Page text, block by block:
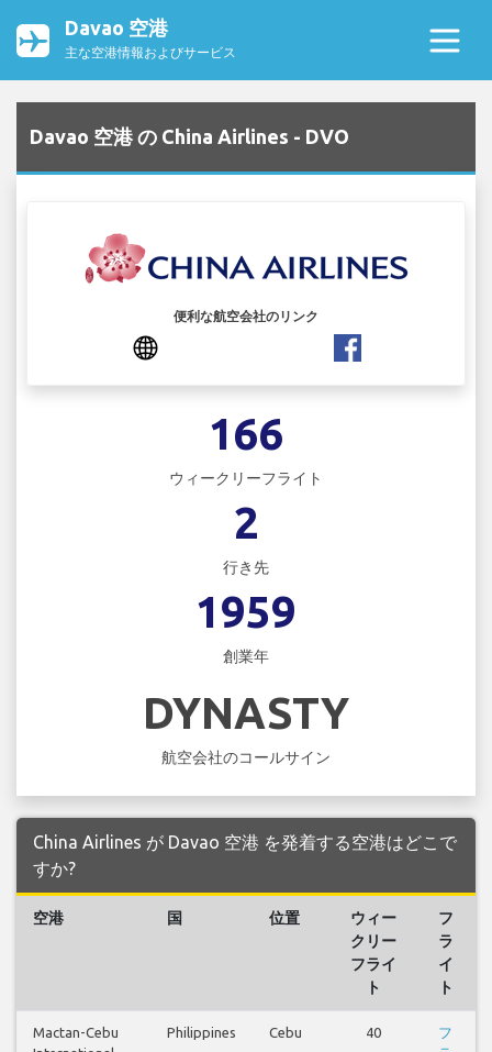
Davao 空港
主な空港情報およびサービス
Davao 空港 の China Airlines - DVO
便利な航空会社のリンク
166
ウィークリーフライト
2
行き先
1959
創業年
DYNASTY
航空会社のコールサイン
China Airlines が Davao 空港 を発着する空港はどこで
すか?
空港 国 位置
ウィー
クリー
フライ
ト
フ
ラ
イ
ト
Mactan-Cebu
Philippines Cebu 40
フ